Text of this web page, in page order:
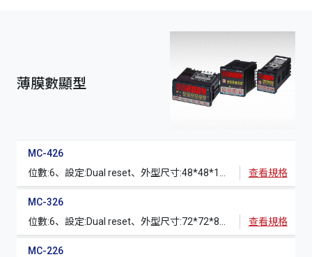
薄膜數顯型
MC-426
查看規格
MC-326
查看規格
MC-226